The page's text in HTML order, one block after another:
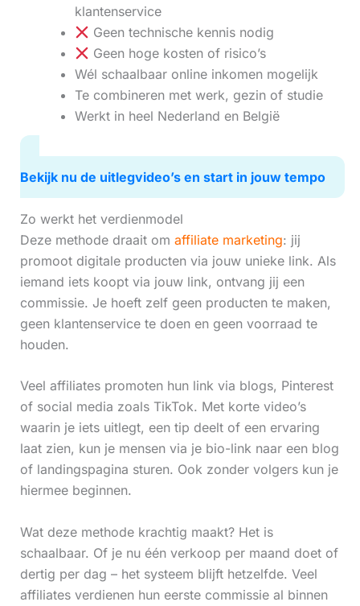
klantenservice
Geen technische kennis nodig
Geen hoge kosten of risico’s
Wél schaalbaar online inkomen mogelijk
Te combineren met werk, gezin of studie
Werkt in heel Nederland en België
Bekijk nu de uitlegvideo’s en start in jouw tempo
Zo werkt het verdienmodel
Deze methode draait om affiliate marketing: jij
promoot digitale producten via jouw unieke link. Als
iemand iets koopt via jouw link, ontvang jij een
commissie. Je hoeft zelf geen producten te maken,
geen klantenservice te doen en geen voorraad te
houden.
Veel affiliates promoten hun link via blogs, Pinterest
of social media zoals TikTok. Met korte video’s
waarin je iets uitlegt, een tip deelt of een ervaring
laat zien, kun je mensen via je bio-link naar een blog
of landingspagina sturen. Ook zonder volgers kun je
hiermee beginnen.
Wat deze methode krachtig maakt? Het is
schaalbaar. Of je nu één verkoop per maand doet of
dertig per dag – het systeem blijft hetzelfde. Veel
affiliates verdienen hun eerste commissie al binnen